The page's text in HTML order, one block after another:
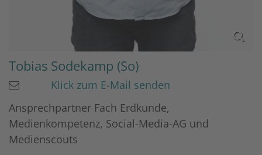
Tobias Sodekamp (So)
Klick zum E-Mail senden
Ansprechpartner Fach Erdkunde,
Medienkompetenz, Social-Media-AG und
Medienscouts